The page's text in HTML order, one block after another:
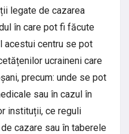
legate de cazarea
în care pot fi făcute
acestui centru se pot
ucraineni care
precum: unde se pot
sau în cazul în
instituții, ce reguli
cazare sau în taberele